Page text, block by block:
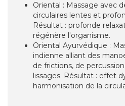
Oriental : Massage avec
circulaires lentes et
Résultat : profonde
régénère l'organisme.
Oriental Ayurvédique :
indienne alliant des
de frictions, de
lissages. Résultat : effet
harmonisation de la